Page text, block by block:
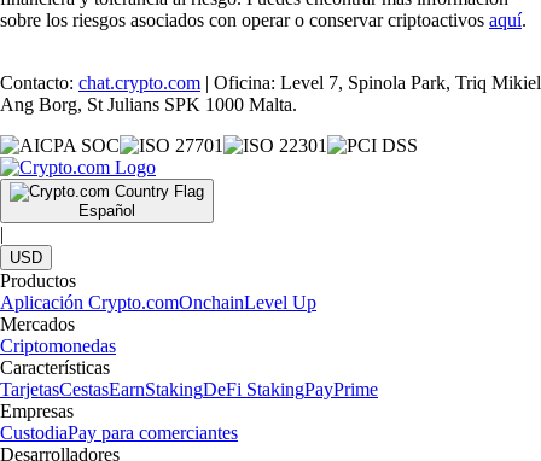
sobre los riesgos asociados con operar o conservar criptoactivos aquí.
Contacto: chat.crypto.com | Oficina: Level 7, Spinola Park, Triq Mikiel
Ang Borg, St Julians SPK 1000 Malta.
Español
|
USD
Productos
Aplicación Crypto.comOnchainLevel Up
Mercados
Criptomonedas
Características
TarjetasCestasEarnStakingDeFi StakingPayPrime
Empresas
CustodiaPay para comerciantes
Desarrolladores